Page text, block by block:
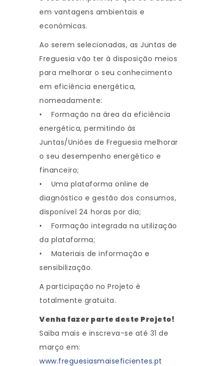
em vantagens ambientais e
económicas.
Ao serem selecionadas, as Juntas de
Freguesia vão ter à disposição meios
para melhorar o seu conhecimento
em eficiência energética,
nomeadamente:
• Formação na área da eficiência
energética, permitindo às
Juntas/Uniões de Freguesia melhorar
o seu desempenho energético e
financeiro;
• Uma plataforma online de
diagnóstico e gestão dos consumos,
disponível 24 horas por dia;
• Formação integrada na utilização
da plataforma;
• Materiais de informação e
sensibilização.
A participação no Projeto é
totalmente gratuita.
Venha fazer parte deste Projeto!
Saiba mais e inscreva-se até 31 de
março em:
www.freguesiasmaiseficientes.pt